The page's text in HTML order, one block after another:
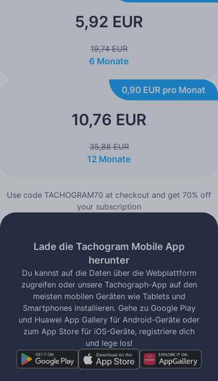
5,92 EUR
19,74 EUR
6 Monate
0,90 EUR pro Monat
10,76 EUR
35,88 EUR
12 Monate
Use code TACHOGRAM70 at checkout and get 70% off
your subscription
Lade die Tachogram Mobile App
herunter
Du kannst auf die Daten über die Webplattform
zugreifen oder unsere Tachograph-App auf den
meisten mobilen Geräten wie Tablets und
Smartphones installieren. Gehe zu Google Play
und Huawei App Gallery für Android-Geräte oder
zum App Store für iOS-Geräte, registriere dich
und lege los!